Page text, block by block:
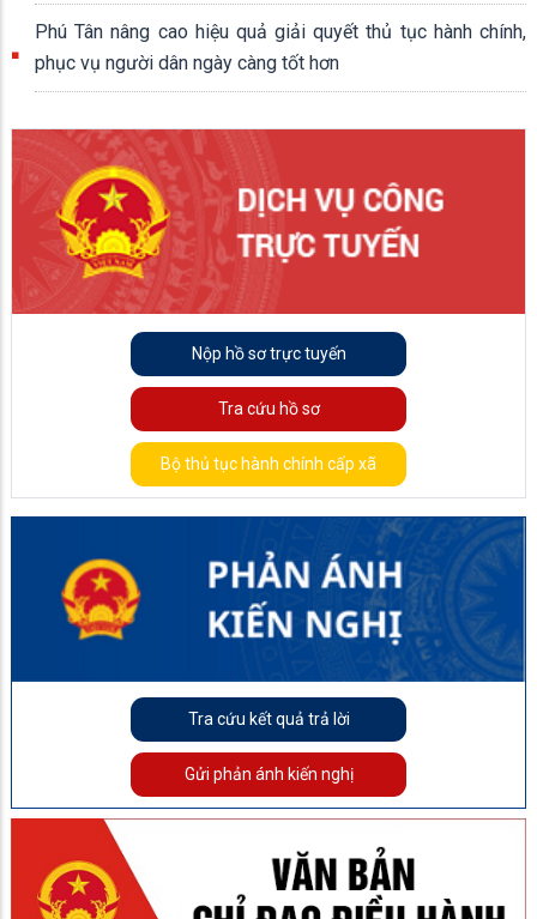
Phú Tân nâng cao hiệu quả giải quyết thủ tục hành chính,
phục vụ người dân ngày càng tốt hơn
Nộp hồ sơ trực tuyến
Tra cứu hồ sơ
Bộ thủ tục hành chính cấp xã
Tra cứu kết quả trả lời
Gửi phản ánh kiến nghị